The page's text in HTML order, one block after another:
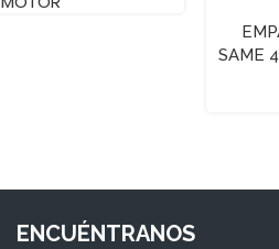
SAME
ENCUÉNTRANOS